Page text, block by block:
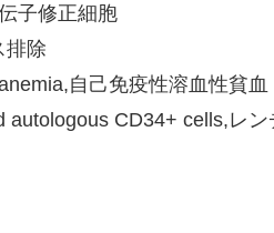
子修正細胞
排除
自己免疫性溶血性貧血
CD34+ cells,レ